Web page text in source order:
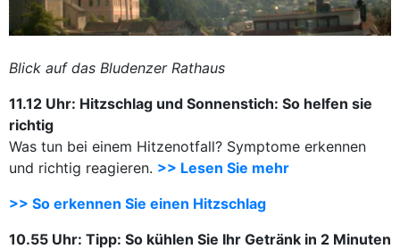
Blick auf das Bludenzer Rathaus
11.12 Uhr: Hitzschlag und Sonnenstich: So helfen sie
richtig
Was tun bei einem Hitzenotfall? Symptome erkennen
und richtig reagieren. >> Lesen Sie mehr
>> So erkennen Sie einen Hitzschlag
10.55 Uhr: Tipp: So kühlen Sie Ihr Getränk in 2 Minuten